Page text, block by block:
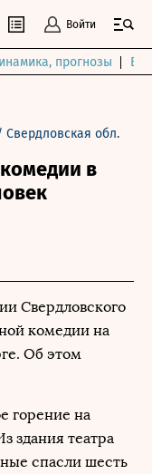
Войти
прогнозы
Свердловская обл.
в
Свердловского
комедии на
Об этом
горение на
здания театра
спасли шесть